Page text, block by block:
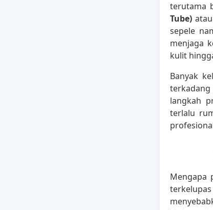
terutama
Tube)
sepele
menjaga
kulit
Banyak
langkah
terlalu
Mengapa